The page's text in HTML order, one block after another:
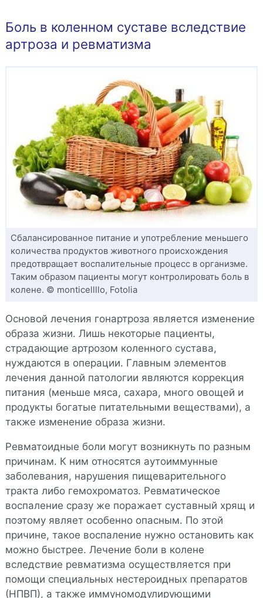
Боль в коленном суставе вследствие
артроза и ревматизма
Сбалансированное питание и употребление меньшего
количества продуктов животного происхождения
предотвращает воспалительные процесс в организме.
Таким образом пациенты могут контролировать боль в
колене. © monticellllo, Fotolia
Основой лечения гонартроза является изменение
образа жизни. Лишь некоторые пациенты,
страдающие артрозом коленного сустава,
нуждаются в операции. Главным элементов
лечения данной патологии являются коррекция
питания (меньше мяса, сахара, много овощей и
продукты богатые питательными веществами), а
также изменение образа жизни.
Ревматоидные боли могут возникнуть по разным
причинам. К ним относятся аутоиммунные
заболевания, нарушения пищеварительного
тракта либо гемохроматоз. Ревматическое
воспаление сразу же поражает суставный хрящ и
поэтому являет особенно опасным. По этой
причине, такое воспаление нужно остановить как
можно быстрее. Лечение боли в колене
вследствие ревматизма осуществляется при
помощи специальных нестероидных препаратов
(НПВП), а также иммуномодулирующими